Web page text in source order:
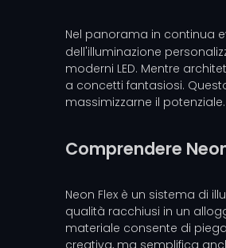
Nel panorama in continua
dell'illuminazione
moderni LED. Mentre
a concetti fantasiosi.
massimizzarne il potenziale.
Comprendere
Neon Flex è un sistema di
qualità racchiusi in un
materiale consente di
creativa, ma semplifica